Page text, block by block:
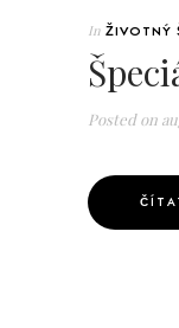
In ŽIVOTNÝ
Posted on